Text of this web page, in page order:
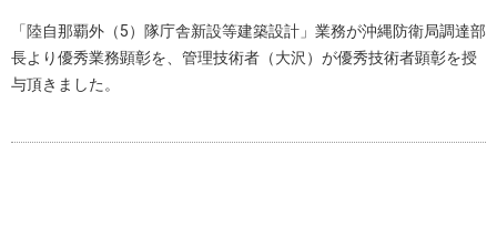
「陸自那覇外（5）隊庁舎新設等建築設計」業務が沖縄防衛局調達部
長より優秀業務顕彰を、管理技術者（大沢）が優秀技術者顕彰を授
与頂きました。